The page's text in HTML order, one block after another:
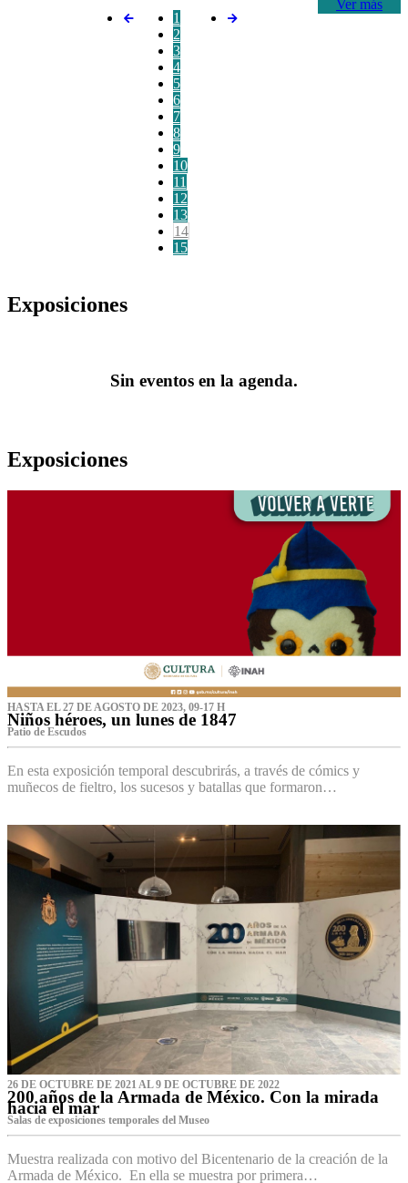
Ver más
1
2
3
4
5
6
7
8
9
10
11
12
13
14
15
Exposiciones
Sin eventos en la agenda.
Exposiciones
HASTA EL 27 DE AGOSTO DE 2023, 09-17 H
Niños héroes, un lunes de 1847
Patio de Escudos
En esta exposición temporal descubrirás, a través de cómics y
muñecos de fieltro, los sucesos y batallas que formaron…
26 DE OCTUBRE DE 2021 AL 9 DE OCTUBRE DE 2022
200 años de la Armada de México. Con la mirada
hacia el mar
Salas de exposiciones temporales del Museo‌
Muestra realizada con motivo del Bicentenario de la creación de la
Armada de México. En ella se muestra por primera…